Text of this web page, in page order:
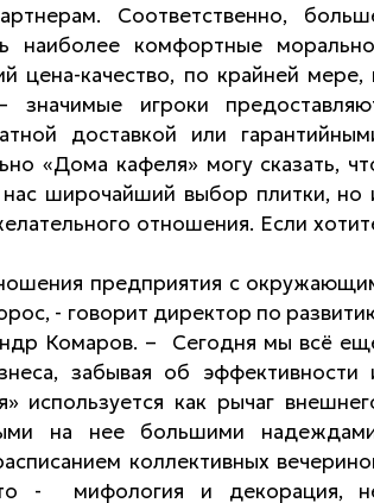
Соответственно,
наиболее комфортные
цена-качество, по крайней мере,
игроки
доставкой или
«Дома кафеля» могу сказать,
широчайший выбор плитки, но
отношения. Если
предприятия с
- говорит директор по
Комаров. – Сегодня мы всё
забывая об эффективности
используется как рычаг
на нее большими
коллективных
- мифология и декорация,